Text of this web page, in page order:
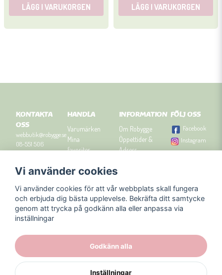
LÄGG I VARUKORGEN LÄGG I VARUKORGEN
KONTAKTA
OSS
webbutik@robygge.se
08-551 506
Orgnummer: 556463-
HANDLA
Varumärken
Mina
favoriter
Om cookies
Presenttips
INFORMATION
Om Robygge
Öppettider &
Adress
Kontakta oss
Nyhetsbrev
Blogg
FÖLJ OSS
Facebook
Instagram
Vi använder cookies
Vi använder cookies för att vår webbplats skall fungera
och erbjuda dig bästa upplevelse. Bekräfta ditt samtycke
genom att trycka på godkänn alla eller anpassa via
inställningar
Godkänn alla
Inställningar